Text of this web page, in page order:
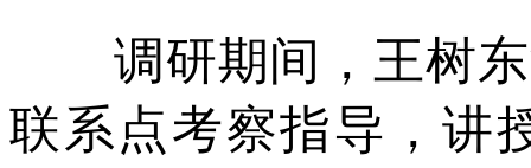
调研期间，王树东
联系点考察指导，讲